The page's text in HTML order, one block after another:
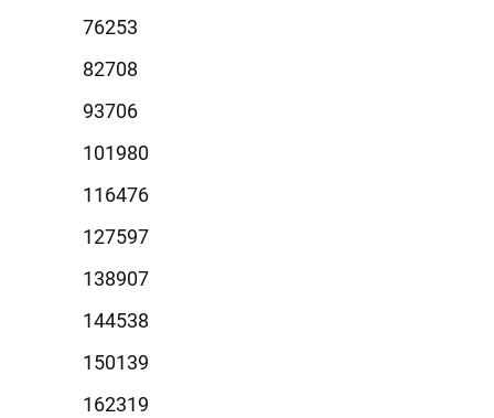
6253
2708
3706
1980
6476
7597
8907
4538
0139
2319